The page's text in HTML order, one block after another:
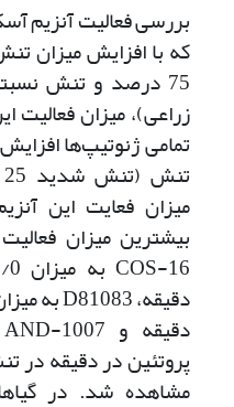
بررسی فعالیت آنزیم
که با افزایش میزان
زراعی)، میزان
تمامی ژنوتیپ‌ها
بیشترین میزان
مشاهده شد. در